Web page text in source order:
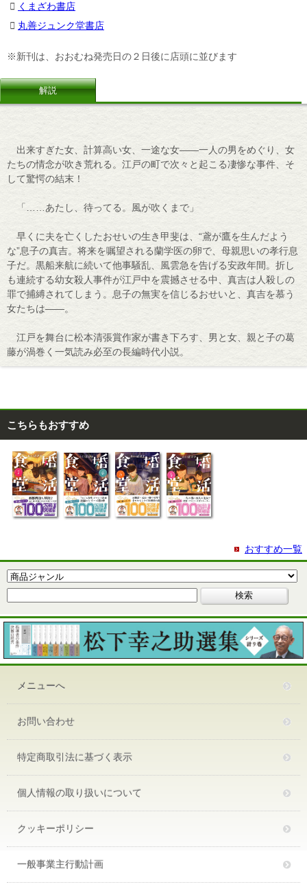
くまざわ書店
丸善ジュンク堂書店
※新刊は、おおむね発売日の２日後に店頭に並びます
解説
出来すぎた女、計算高い女、一途な女――一人の男をめぐり、女
たちの情念が吹き荒れる。江戸の町で次々と起こる凄惨な事件、そ
して驚愕の結末！
「……あたし、待ってる。風が吹くまで」
早くに夫を亡くしたおせいの生き甲斐は、“鳶が鷹を生んだよう
な”息子の真吉。将来を嘱望される蘭学医の卵で、母親思いの孝行息
子だ。黒船来航に続いて他事騒乱、風雲急を告げる安政年間。折し
も連続する幼女殺人事件が江戸中を震撼させる中、真吉は人殺しの
罪で捕縛されてしまう。息子の無実を信じるおせいと、真吉を慕う
女たちは――。
江戸を舞台に松本清張賞作家が書き下ろす、男と女、親と子の葛
藤が渦巻く一気読み必至の長編時代小説。
こちらもおすすめ
おすすめ一覧
メニューへ
お問い合わせ
特定商取引法に基づく表示
個人情報の取り扱いについて
クッキーポリシー
一般事業主行動計画